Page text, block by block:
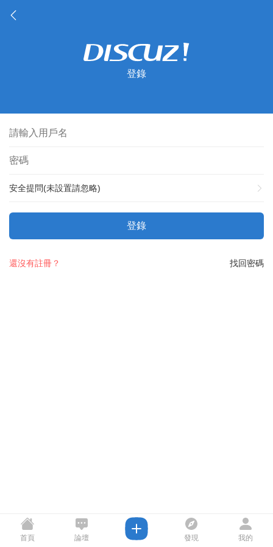
登錄
安全提問(未設置請忽略)
登錄
找回密碼
還沒有註冊？
首頁 論壇 發現 我的